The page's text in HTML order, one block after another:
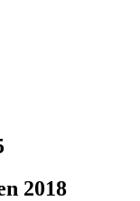
2018